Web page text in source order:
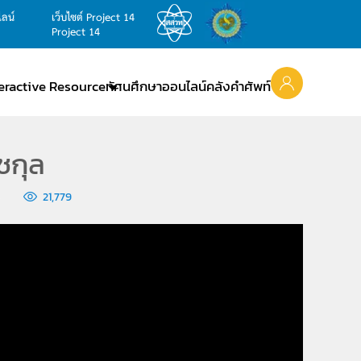
ลน์
เว็บไซต์ Project 14
Project 14
Resourceทัศนศึกษาออนไลน์คลังคำศัพท์
กุล
21,779